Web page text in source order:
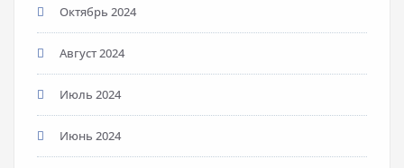
Октябрь 2024
Август 2024
Июль 2024
Июнь 2024